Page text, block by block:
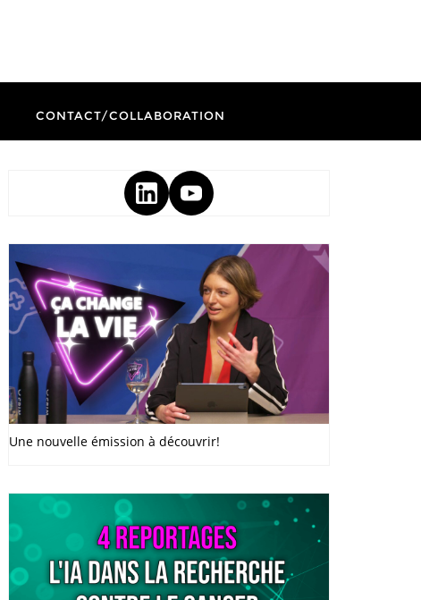
CONTACT/COLLABORATION
Une nouvelle émission à découvrir!